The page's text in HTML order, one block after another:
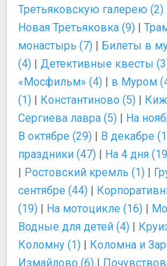
Третьяковскую галерею (2)
Новая Третьяковка (9) |
монастырь (7) | Билеты в
(4) | Детективные квесты
«Мосфильм» (4) | в Муром
(1) | Константиново (5) |
Сергиева лавра (5) | На
В октябре (29) | В декабре
праздники (47) | На 4 дня
| Ростовский кремль (1) |
сентябре (44) |
(19) | На мотоцикле (16) |
Водные для детей (4) |
Коломну (1) | Коломна и
Измайлово (6) |